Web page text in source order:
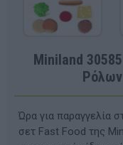
Miniland
Ώρα για παραγγελία
σετ Fast Food της